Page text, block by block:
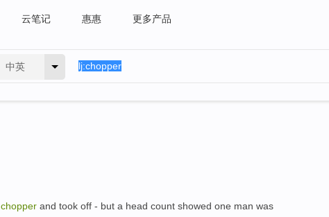
云笔记 惠惠 更多产品
中英
chopper and took off - but a head count showed one man was